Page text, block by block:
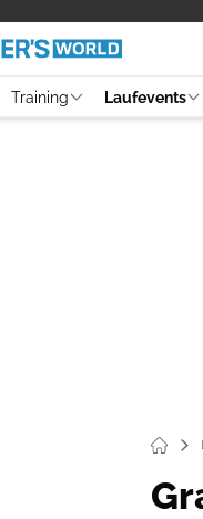
Training Laufevents